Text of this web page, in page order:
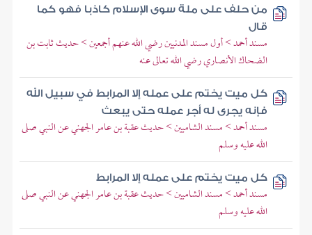
من حلف على ملة سوى الإسلام كاذبا فهو كما
قال
مسند أحمد > أول مسند المدنيين رضي الله عنهم أجمعين > حديث ثابت بن
الضحاك الأنصاري رضي الله تعالى عنه
كل ميت يختم على عمله إلا المرابط في سبيل الله
فإنه يجرى له أجر عمله حتى يبعث
مسند أحمد > مسند الشاميين > حديث عقبة بن عامر الجهني عن النبي صلى
الله عليه وسلم
كل ميت يختم على عمله إلا المرابط
مسند أحمد > مسند الشاميين > حديث عقبة بن عامر الجهني عن النبي صلى
الله عليه وسلم